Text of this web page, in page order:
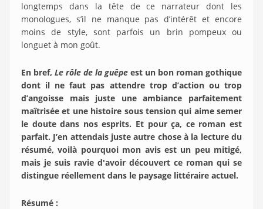
longtemps dans la tête de ce narrateur dont les
monologues, s’il ne manque pas d’intérêt et encore
moins de style, sont parfois un brin pompeux ou
longuet à mon goût.
En bref, Le rôle de la guêpe est un bon roman gothique
dont il ne faut pas attendre trop d’action ou trop
d’angoisse mais juste une ambiance parfaitement
maîtrisée et une histoire sous tension qui aime semer
le doute dans nos esprits. Et pour ça, ce roman est
parfait. J’en attendais juste autre chose à la lecture du
résumé, voilà pourquoi mon avis est un peu mitigé,
mais je suis ravie d'avoir découvert ce roman qui se
distingue réellement dans le paysage littéraire actuel.
Résumé :